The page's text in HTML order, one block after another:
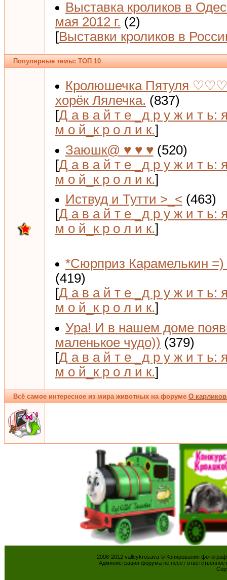
Выставка кроликов в
мая 2012 г. (2)
[Выставки кроликов в
Популярные темы: ТОП 10
Кролюшечка Пятуля
хорёк Лялечка. (837)
[Д а в а й т е _д р у ж и т ь:
м о й_к р о л и к.]
Заюшк@ ♥ ♥ ♥ (520)
[Д а в а й т е _д р у ж и т ь:
м о й_к р о л и к.]
Иствуд и Тутти >_< (463)
[Д а в а й т е _д р у ж и т ь:
м о й_к р о л и к.]
*Сюрприз Карамелькин =)
(419)
[Д а в а й т е _д р у ж и т ь:
м о й_к р о л и к.]
Ура! И в нашем доме
маленькое чудо)) (379)
[Д а в а й т е _д р у ж и т ь:
м о й_к р о л и к.]
Всё самое интересное из мира животных на форумеО
2008-2012 valleykrosava © Копирования
Администрация форума не несёт